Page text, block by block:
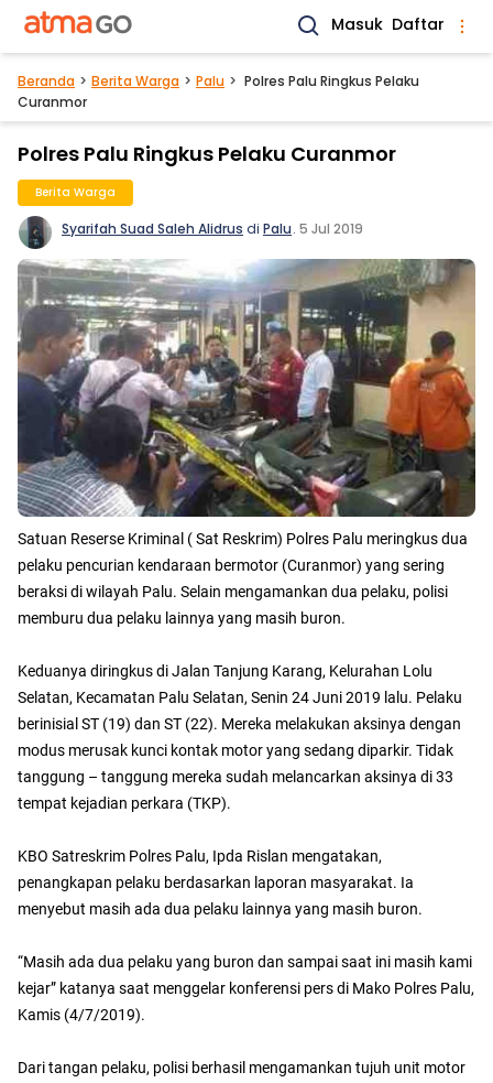
Masuk Daftar
Beranda Berita Warga Palu
Polres Palu Ringkus Pelaku
Curanmor
Polres Palu Ringkus Pelaku Curanmor
Berita Warga
Syarifah Suad Saleh Alidrus di Palu. 5 Jul 2019
Satuan Reserse Kriminal ( Sat Reskrim) Polres Palu meringkus dua
pelaku pencurian kendaraan bermotor (Curanmor) yang sering
beraksi di wilayah Palu. Selain mengamankan dua pelaku, polisi
memburu dua pelaku lainnya yang masih buron.
Keduanya diringkus di Jalan Tanjung Karang, Kelurahan Lolu
Selatan, Kecamatan Palu Selatan, Senin 24 Juni 2019 lalu. Pelaku
berinisial ST (19) dan ST (22). Mereka melakukan aksinya dengan
modus merusak kunci kontak motor yang sedang diparkir. Tidak
tanggung – tanggung mereka sudah melancarkan aksinya di 33
tempat kejadian perkara (TKP).
KBO Satreskrim Polres Palu, Ipda Rislan mengatakan,
penangkapan pelaku berdasarkan laporan masyarakat. Ia
menyebut masih ada dua pelaku lainnya yang masih buron.
“Masih ada dua pelaku yang buron dan sampai saat ini masih kami
kejar” katanya saat menggelar konferensi pers di Mako Polres Palu,
Kamis (4/7/2019).
Dari tangan pelaku, polisi berhasil mengamankan tujuh unit motor